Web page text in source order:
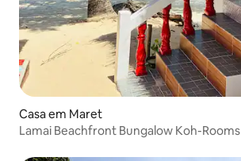
Casa em Maret
Lamai Beachfront Bungalow Koh-Rooms